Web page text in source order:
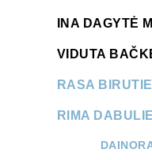
INA DAGYTĖ
VIDUTA
RASA
RIMA